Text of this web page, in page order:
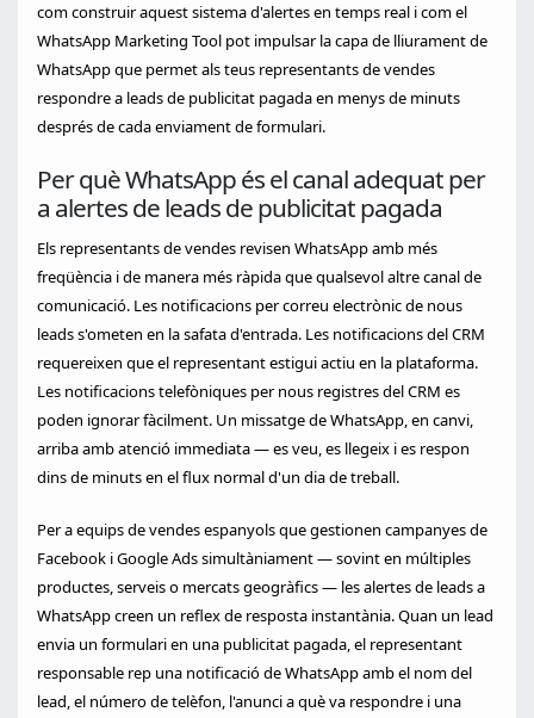
com construir aquest sistema d'alertes en temps real i com el
WhatsApp Marketing Tool pot impulsar la capa de lliurament de
WhatsApp que permet als teus representants de vendes
respondre a leads de publicitat pagada en menys de minuts
després de cada enviament de formulari.
Per què WhatsApp és el canal adequat per
a alertes de leads de publicitat pagada
Els representants de vendes revisen WhatsApp amb més
freqüència i de manera més ràpida que qualsevol altre canal de
comunicació. Les notificacions per correu electrònic de nous
leads s'ometen en la safata d'entrada. Les notificacions del CRM
requereixen que el representant estigui actiu en la plataforma.
Les notificacions telefòniques per nous registres del CRM es
poden ignorar fàcilment. Un missatge de WhatsApp, en canvi,
arriba amb atenció immediata — es veu, es llegeix i es respon
dins de minuts en el flux normal d'un dia de treball.
Per a equips de vendes espanyols que gestionen campanyes de
Facebook i Google Ads simultàniament — sovint en múltiples
productes, serveis o mercats geogràfics — les alertes de leads a
WhatsApp creen un reflex de resposta instantània. Quan un lead
envia un formulari en una publicitat pagada, el representant
responsable rep una notificació de WhatsApp amb el nom del
lead, el número de telèfon, l'anunci a què va respondre i una